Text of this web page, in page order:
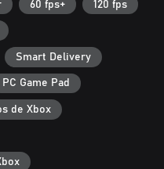
60 fps+ 120 fps
Smart Delivery
PC Game Pad
de Xbox